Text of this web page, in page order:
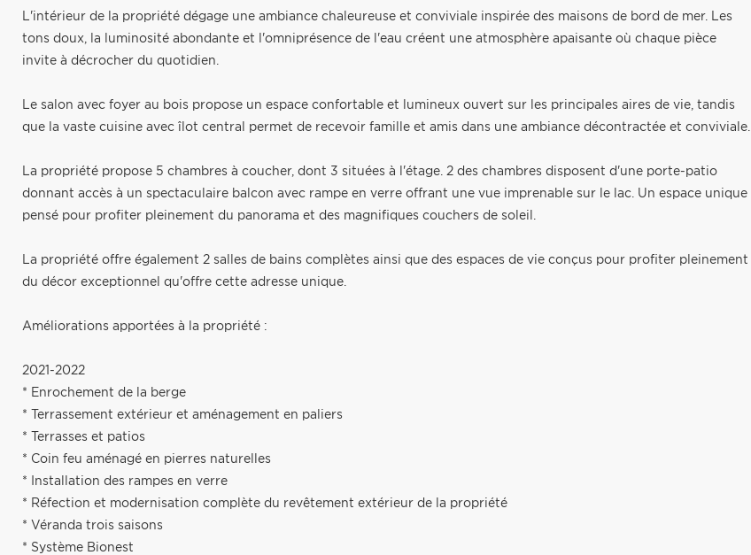
L'intérieur de la propriété dégage une ambiance chaleureuse et conviviale inspirée des maisons de bord de mer. Les
tons doux, la luminosité abondante et l'omniprésence de l'eau créent une atmosphère apaisante où chaque pièce
invite à décrocher du quotidien.
Le salon avec foyer au bois propose un espace confortable et lumineux ouvert sur les principales aires de vie, tandis
que la vaste cuisine avec îlot central permet de recevoir famille et amis dans une ambiance décontractée et conviviale.
La propriété propose 5 chambres à coucher, dont 3 situées à l'étage. 2 des chambres disposent d'une porte-patio
donnant accès à un spectaculaire balcon avec rampe en verre offrant une vue imprenable sur le lac. Un espace unique
pensé pour profiter pleinement du panorama et des magnifiques couchers de soleil.
La propriété offre également 2 salles de bains complètes ainsi que des espaces de vie conçus pour profiter pleinement
du décor exceptionnel qu'offre cette adresse unique.
Améliorations apportées à la propriété :
2021-2022
* Enrochement de la berge
* Terrassement extérieur et aménagement en paliers
* Terrasses et patios
* Coin feu aménagé en pierres naturelles
* Installation des rampes en verre
* Réfection et modernisation complète du revêtement extérieur de la propriété
* Véranda trois saisons
* Système Bionest